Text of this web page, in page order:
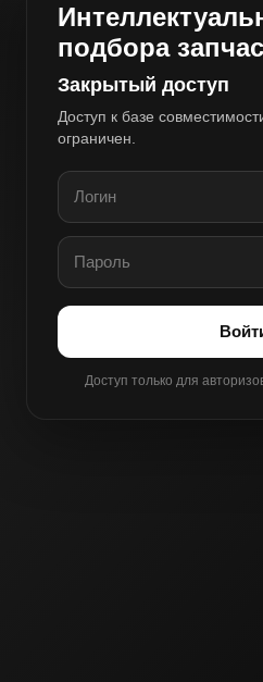
подбора
Закрытый доступ
Доступ к базе
ограничен.
Доступ только для